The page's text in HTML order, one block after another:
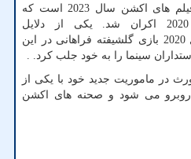
یکی از بهترین فیلم های اکشن سال 2023 است که
قسمت اول آن در سال 2020 اکران شد. یکی از دلایل
در سال 2020 بازی گلشیفته فراهانی در این
سینما را به خود جلب کرد. .
در ماموریت جدید خود با یکی از
روبرو می شود و صحنه های اکشن